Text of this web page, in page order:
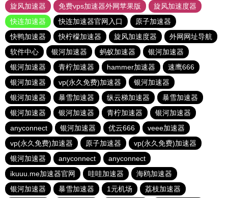
旋风加速器
免费vps加速器外网苹果版
旋风加速度器
快连加速器
快连加速器官网入口
原子加速器
快鸭加速器
快柠檬加速器 旋风加速度器
外网网址导航
软件中心
银河加速器 蚂蚁加速器
银河加速器
银河加速器
青柠加速器 hammer加速器
速鹰666
银河加速器
vp(永久免费)加速器
银河加速器
银河加速器
暴雪加速器 纵云梯加速器
暴雪加速器
银河加速器
银河加速器 青柠加速器
银河加速器
anyconnect
银河加速器 优云666
veee加速器
vp(永久免费)加速器
原子加速器
vp(永久免费)加速器
银河加速器
anyconnect
anyconnect
ikuuu.me加速器官网
哇哇加速器
海鸥加速器
银河加速器
暴雪加速器 1元机场 荔枝加速器